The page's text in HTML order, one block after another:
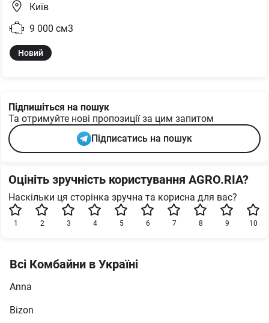
Київ
9 000 см3
Новий
Підпишіться на пошук
Та отримуйте нові пропозиції за цим запитом
Підписатись на пошук
Оцініть зручність користування AGRO.RIA?
Наскільки ця сторінка зручна та корисна для вас?
10
9
8
7
6
5
4
3
2
1
Всі Комбайни в Україні
Anna
Bizon